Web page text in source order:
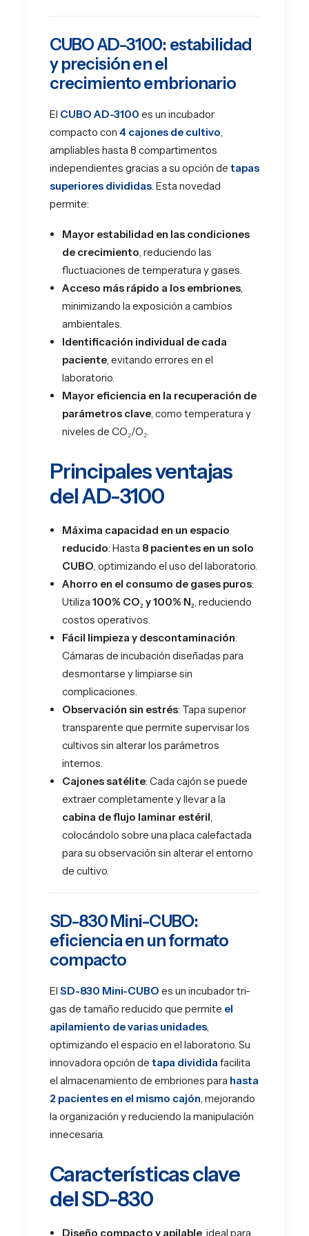
CUBO AD-3100: estabilidad
y precisión en el
crecimiento embrionario
El CUBO AD-3100 es un incubador
compacto con 4 cajones de cultivo,
ampliables hasta 8 compartimentos
independientes gracias a su opción de tapas
superiores divididas. Esta novedad
permite:
Mayor estabilidad en las condiciones
de crecimiento, reduciendo las
fluctuaciones de temperatura y gases.
Acceso más rápido a los embriones,
minimizando la exposición a cambios
ambientales.
Identificación individual de cada
paciente, evitando errores en el
laboratorio.
Mayor eficiencia en la recuperación de
parámetros clave, como temperatura y
niveles de CO₂/O₂.
Principales ventajas
del AD-3100
Máxima capacidad en un espacio
reducido: Hasta 8 pacientes en un solo
CUBO, optimizando el uso del laboratorio.
Ahorro en el consumo de gases puros:
Utiliza 100% CO₂ y 100% N₂, reduciendo
costos operativos.
Fácil limpieza y descontaminación:
Cámaras de incubación diseñadas para
desmontarse y limpiarse sin
complicaciones.
Observación sin estrés: Tapa superior
transparente que permite supervisar los
cultivos sin alterar los parámetros
internos.
Cajones satélite: Cada cajón se puede
extraer completamente y llevar a la
cabina de flujo laminar estéril,
colocándolo sobre una placa calefactada
para su observación sin alterar el entorno
de cultivo.
SD-830 Mini-CUBO:
eficiencia en un formato
compacto
El SD-830 Mini-CUBO es un incubador tri-
gas de tamaño reducido que permite el
apilamiento de varias unidades,
optimizando el espacio en el laboratorio. Su
innovadora opción de tapa dividida facilita
el almacenamiento de embriones para hasta
2 pacientes en el mismo cajón, mejorando
la organización y reduciendo la manipulación
innecesaria.
Características clave
del SD-830
Diseño compacto y apilable , ideal para